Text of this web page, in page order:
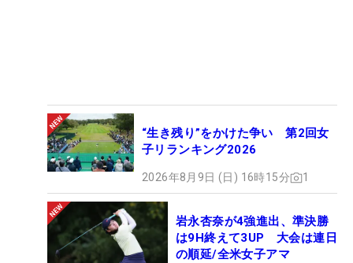
“生き残り”をかけた争い 第2回女
子リランキング2026
2026年8月9日 (日) 16時15分 1
岩永杏奈が4強進出、準決勝
は9H終えて3UP 大会は連日
の順延/全米女子アマ